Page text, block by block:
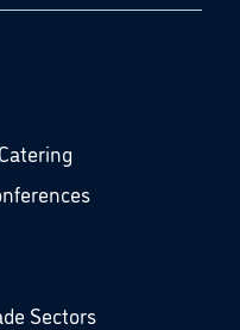
Sectors